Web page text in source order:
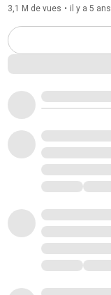
3,1 M de vues • il y a 5 ans